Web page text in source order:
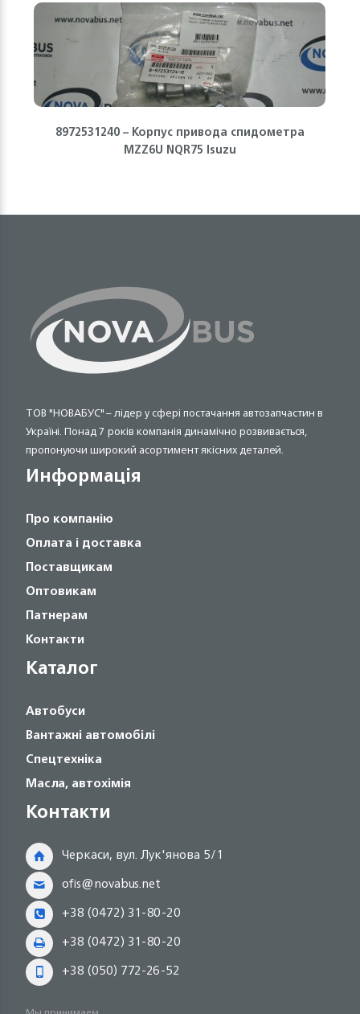
8972531240 – Корпус привода спидометра
MZZ6U NQR75 Isuzu
ТОВ "НОВАБУС" – лідер у сфері постачання автозапчастин в
Україні. Понад 7 років компанія динамічно розвивається,
пропонуючи широкий асортимент якісних деталей.
Информація
Про компанію
Оплата і доставка
Поставщикам
Оптовикам
Патнерам
Контакти
Каталог
Автобуси
Вантажні автомобілі
Спецтехніка
Масла, автохімія
Контакти
Черкаси, вул. Лук'янова 5/1
ofis@novabus.net
+38 (0472) 31-80-20
+38 (0472) 31-80-20
+38 (050) 772-26-52